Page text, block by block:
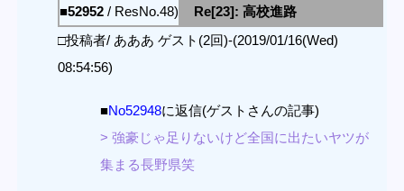
■52952 / ResNo.48)
Re[23]: 高校進路
□投稿者/ あああ ゲスト(2回)-(2019/01/16(Wed)
08:54:56)
■No52948に返信(ゲストさんの記事)
> 強豪じゃ足りないけど全国に出たいヤツが
集まる長野県笑